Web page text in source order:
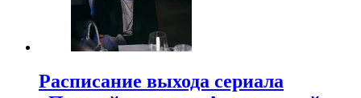
Расписание выхода сериала